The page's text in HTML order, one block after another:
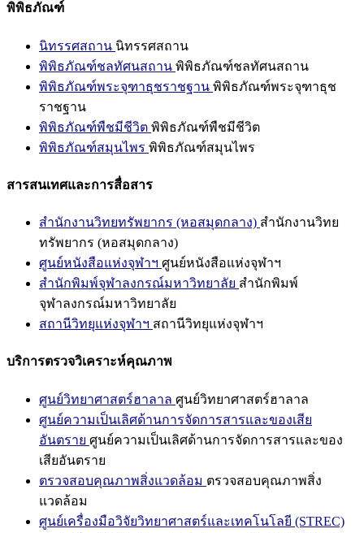
พิพิธภัณฑ์
นิทรรศสถาน นิทรรศสถาน
พิพิธภัณฑ์ชลทัศนสถาน พิพิธภัณฑ์ชลทัศนสถาน
พิพิธภัณฑ์พระจุฑาธุชราชฐาน พิพิธภัณฑ์พระจุฑาธุช
ราชฐาน
พิพิธภัณฑ์พืชมีชีวิต พิพิธภัณฑ์พืชมีชีวิต
พิพิธภัณฑ์สมุนไพร พิพิธภัณฑ์สมุนไพร
สารสนเทศและการสื่อสาร
สำนักงานวิทยทรัพยากร (หอสมุดกลาง) สำนักงานวิทย
ทรัพยากร (หอสมุดกลาง)
ศูนย์หนังสือแห่งจุฬาฯ ศูนย์หนังสือแห่งจุฬาฯ
สำนักพิมพ์จุฬาลงกรณ์มหาวิทยาลัย สำนักพิมพ์
จุฬาลงกรณ์มหาวิทยาลัย
สถานีวิทยุแห่งจุฬาฯ สถานีวิทยุแห่งจุฬาฯ
บริการตรวจวิเคราะห์คุณภาพ
ศูนย์วิทยาศาสตร์ฮาลาล ศูนย์วิทยาศาสตร์ฮาลาล
ศูนย์ความเป็นเลิศด้านการจัดการสารและของเสีย
อันตราย ศูนย์ความเป็นเลิศด้านการจัดการสารและของ
เสียอันตราย
ตรวจสอบคุณภาพสิ่งแวดล้อม ตรวจสอบคุณภาพสิ่ง
แวดล้อม
ศูนย์เครื่องมือวิจัยวิทยาศาสตร์และเทคโนโลยี (STREC)